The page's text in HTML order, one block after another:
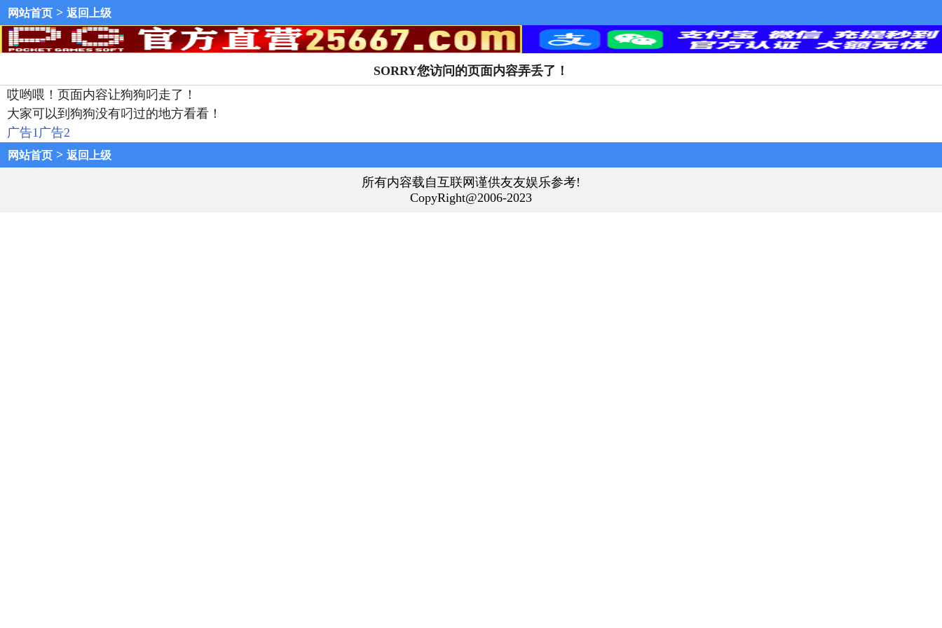
网站首页 > 返回上级
SORRY您访问的页面内容弄丢了！
哎哟喂！页面内容让狗狗叼走了！
大家可以到狗狗没有叼过的地方看看！
广告1广告2
网站首页 > 返回上级
所有内容载自互联网谨供友友娱乐参考!
CopyRight@2006-2023